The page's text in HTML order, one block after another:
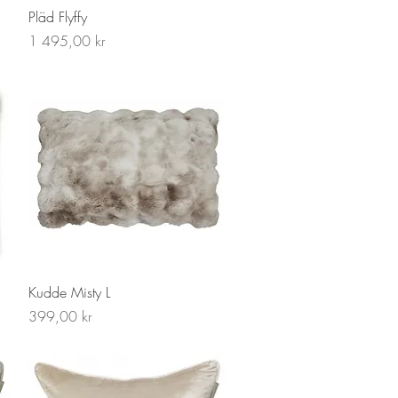
Pläd Flyffy
Pris
1 495,00 kr
Snabbvisning
Kudde Misty L
Pris
399,00 kr